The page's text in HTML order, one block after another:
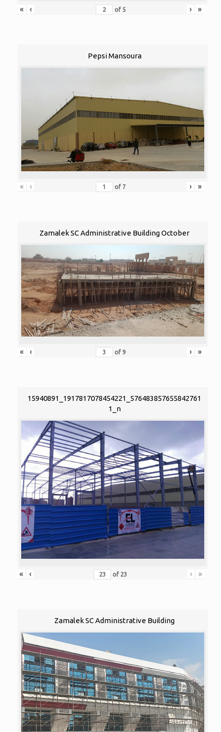
« ‹ of 5 › »
Pepsi Mansoura
« ‹ of 7 › »
Zamalek SC Administrative Building October
« ‹ of 9 › »
15940891_1917817078454221_576483857655842761
1_n
« ‹ of 23 › »
Zamalek SC Administrative Building